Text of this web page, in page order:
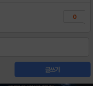
0
글쓰기